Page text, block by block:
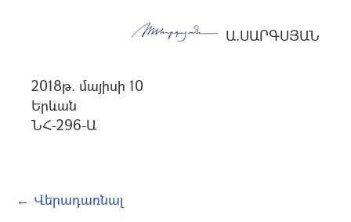
Ա.ՍԱՐԳՍՅԱՆ
2018թ. մայիսի 10
Երևան
ՆՀ-296-Ա
← Վերադառնալ